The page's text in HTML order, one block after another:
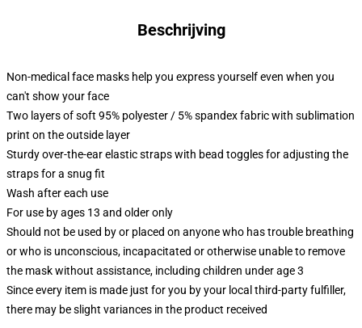
Beschrijving
Non-medical face masks help you express yourself even when you
can't show your face
Two layers of soft 95% polyester / 5% spandex fabric with sublimation
print on the outside layer
Sturdy over-the-ear elastic straps with bead toggles for adjusting the
straps for a snug fit
Wash after each use
For use by ages 13 and older only
Should not be used by or placed on anyone who has trouble breathing
or who is unconscious, incapacitated or otherwise unable to remove
the mask without assistance, including children under age 3
Since every item is made just for you by your local third-party fulfiller,
there may be slight variances in the product received